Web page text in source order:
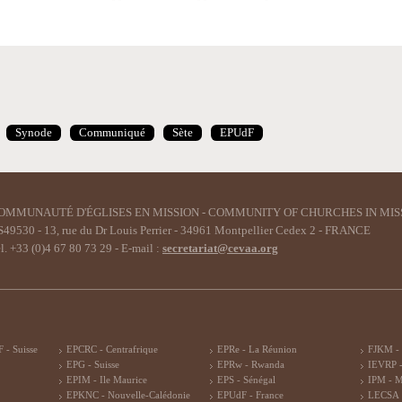
Synode Communiqué Sète EPUdF
D'ÉGLISES EN MISSION - COMMUNITY OF CHURCHES IN
- 13, rue du Dr Louis Perrier - 34961 Montpellier Cedex 2 - FRANCE
+33 (0)4 67 80 73 29 - E-mail : secretariat@cevaa.org
- Suisse
EPCRC - Centrafrique
EPG - Suisse
EPIM - Ile Maurice
EPKNC - Nouvelle-Calédonie
EPRe - La Réunion
EPRw - Rwanda
EPS - Sénégal
EPUdF - France
FJKM -
IEVRP
IPM -
LECSA